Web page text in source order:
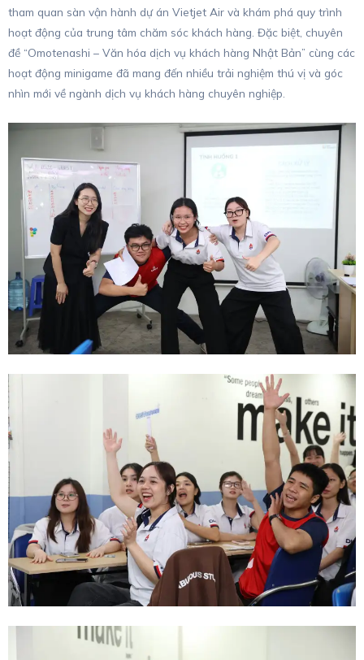
tham quan sàn vận hành dự án Vietjet Air và khám phá quy trình
hoạt động của trung tâm chăm sóc khách hàng. Đặc biệt, chuyên
đề “Omotenashi – Văn hóa dịch vụ khách hàng Nhật Bản” cùng các
hoạt động minigame đã mang đến nhiều trải nghiệm thú vị và góc
nhìn mới về ngành dịch vụ khách hàng chuyên nghiệp.